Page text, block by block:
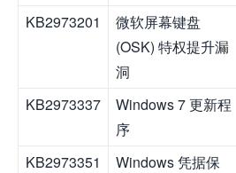
KB2973201
微软屏幕键盘
(OSK) 特权提升漏
洞
KB2973337
Windows 7 更新程
序
KB2973351
Windows 凭据保